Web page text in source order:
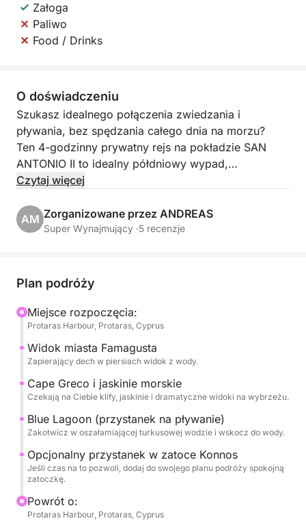
Załoga
Paliwo
Food / Drinks
O doświadczeniu
Szukasz idealnego połączenia zwiedzania i
pływania, bez spędzania całego dnia na morzu?
Ten 4-godzinny prywatny rejs na pokładzie SAN
ANTONIO II to idealny półdniowy wypad,
zaprojektowany tak, aby pokazać to, co najlepsze
Twoja podróż zaczyna się w Protaras, płynąc obok
kąpiel. Podczas gdy łódź porusza się wzdłuż
miasta Famagusta, oferując rzadki i niezapomniany
widok z morza.
Trasa prowadzi dalej na południe w kierunku
naturalnych cudów Cape Greco, gdzie znajdują się
dramatyczne klify morskie, ukryte jaskinie i woda
na Ciebie w Blue Lagoon, gdzie możesz zanurzyć
zrelaksować się na pokładzie z panoramicznym
widokiem na wybrzeże.
Dzięki dwóm przystankom na pływanie, wygodnemu
Czytaj więcej
AM Zorganizowane przez ANDREAS
Super Wynajmujący ·5 recenzje
Plan podróży
Miejsce rozpoczęcia:
Protaras Harbour, Protaras, Cyprus
Widok miasta Famagusta
Zapierający dech w piersiach widok z wody.
Cape Greco i jaskinie morskie
Czekają na Ciebie klify, jaskinie i dramatyczne widoki na wybrzeżu.
Blue Lagoon (przystanek na pływanie)
Zakotwicz w oszałamiającej turkusowej wodzie i wskocz do wody.
Opcjonalny przystanek w zatoce Konnos
Jeśli czas na to pozwoli, dodaj do swojego planu podróży spokojną
zatoczkę.
Powrót o:
Protaras Harbour, Protaras, Cyprus